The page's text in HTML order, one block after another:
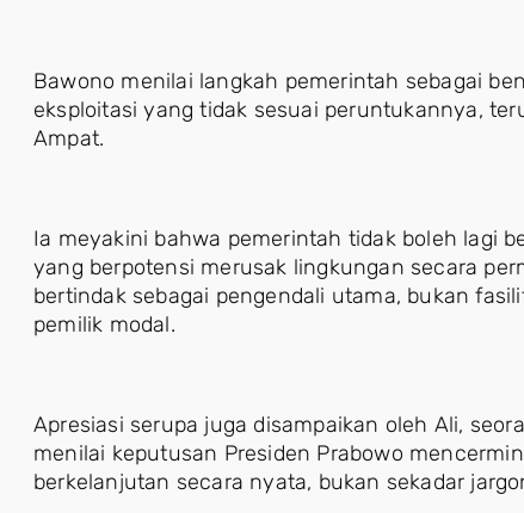
Bawono menilai langkah pemerintah sebagai
eksploitasi yang tidak sesuai peruntukannya,
Ampat.
Ia meyakini bahwa pemerintah tidak boleh lagi
yang berpotensi merusak lingkungan secara
bertindak sebagai pengendali utama, bukan
pemilik modal.
Apresiasi serupa juga disampaikan oleh Ali,
menilai keputusan Presiden Prabowo
berkelanjutan secara nyata, bukan sekadar